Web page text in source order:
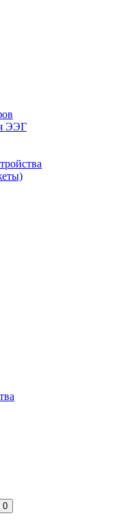
ЭЭГ
0